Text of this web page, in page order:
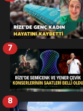
7
8